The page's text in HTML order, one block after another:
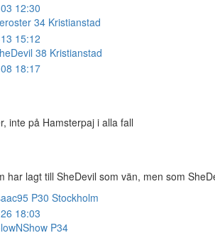
12:30
34 Kristianstad
15:12
38 Kristianstad
18:17
inte på Hamsterpaj i alla fall
har lagt till SheDevil som vän, men som
P30 Stockholm
18:03
P34